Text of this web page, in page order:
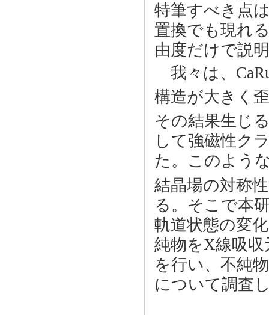
特筆すべき点
置換でも現れ
由度だけで説
我々は、
構造が大きく
その結果生じ
して強磁性ク
た。このよう
結晶場の対称
る。そこで本
軌道状態の変
純物をX線吸
を行い、不純
について調査